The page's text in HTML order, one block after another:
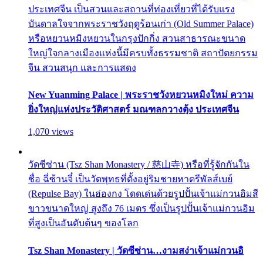
ประเทศจีน เป็นสวนและสถานที่ท่องเที่ยวที่ได้รับแรง
บันดาลใจจากพระราชวังฤดูร้อนเก่า (Old Summer Palace)
หรือหยวนหมิงหยวนในกรุงปักกิ่ง สวนสาธารณะขนาด
ใหญ่ใจกลางเมืองแห่งนี้มีครบทั้งธรรมชาติ สถาปัตยกรรม
จีน สวนสนุก และการแสดง
New Yuanming Palace | พระราชวังหยวนหมิงใหม่ ความ
ยิ่งใหญ่แห่งประวัติศาสตร์ มณฑลกวางตุ้ง ประเทศจีน
1,070 views
วัดซีซ่าน (Tsz Shan Monastery / 慈山寺) หรือที่รู้จักกันใน
ชื่อ ฉี่ซ้านจี๋ เป็นวัดพุทธที่ตั้งอยู่ริมชายหาดรีพัลส์เบย์
(Repulse Bay) ในฮ่องกง โดดเด่นด้วยรูปปั้นเจ้าแม่กวนอิมสี
ขาวขนาดใหญ่ สูงถึง 76 เมตร ซึ่งเป็นรูปปั้นเจ้าแม่กวนอิม
ที่สูงเป็นอันดับต้นๆ ของโลก
Tsz Shan Monastery | วัดซีซ่าน…งามสง่าเจ้าแม่กวนอิ